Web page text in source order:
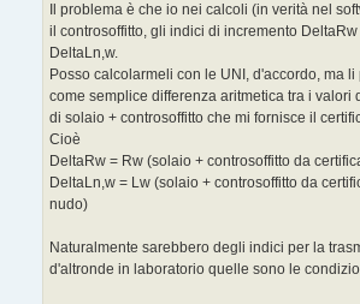
Il problema è che io nei calcoli (in verità nel
il controsoffitto, gli indici di incremento
DeltaLn,w.
Posso calcolarmeli con le UNI, d'accordo, ma
come semplice differenza aritmetica tra i valori
di solaio + controsoffitto che mi fornisce il
Cioè
DeltaRw = Rw (solaio + controsoffitto da
DeltaLn,w = Lw (solaio + controsoffitto da
nudo)
Naturalmente sarebbero degli indici per la
d'altronde in laboratorio quelle sono le